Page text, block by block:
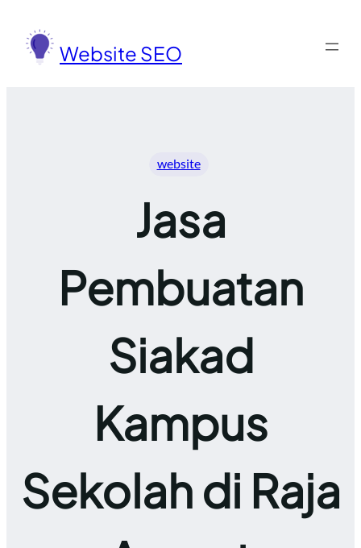
konten
Website SEO
website
Jasa
Pembuatan
Siakad
Kampus
Sekolah di Raja